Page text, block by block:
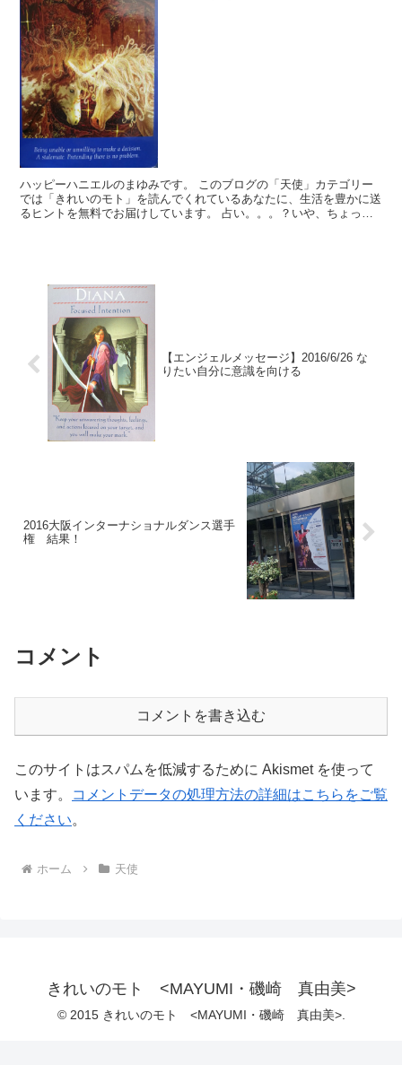
ハッピーハニエルのまゆみです。 このブログの「天使」カテゴリー
では「きれいのモト」を読んでくれているあなたに、生活を豊かに送
るヒントを無料でお届けしています。 占い。。。？いや、ちょっと
【エンジェルメッセージ】2016/6/26 な
りたい自分に意識を向ける
2016大阪インターナショナルダンス選手
権 結果！
コメント
コメントを書き込む
このサイトはスパムを低減するために Akismet を使って
います。
コメントデータの処理方法の詳細はこちらをご覧
ください。
ホーム 天使
きれいのモト <MAYUMI・磯崎 真由美>
© 2015 きれいのモト <MAYUMI・磯崎 真由美>.